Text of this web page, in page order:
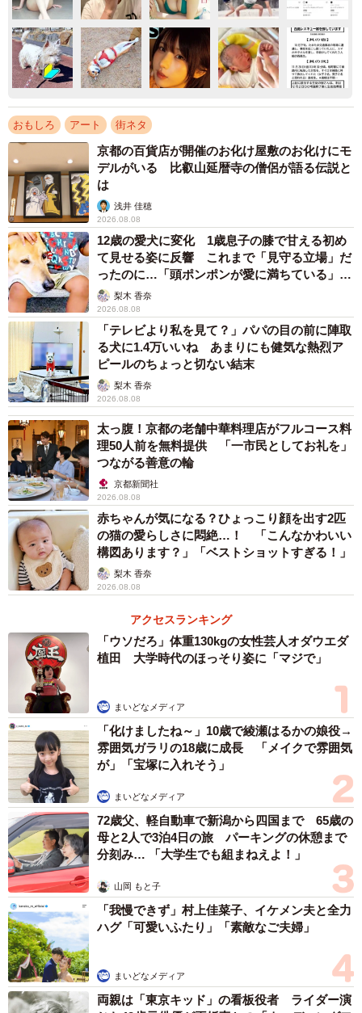
おもしろ アート 街ネタ
京都の百貨店が開催のお化け屋敷のお化けにモ
デルがいる 比叡山延暦寺の僧侶が語る伝説と
は
浅井 佳穂
2026.08.08
12歳の愛犬に変化 1歳息子の膝で甘える初め
て見せる姿に反響 これまで「見守る立場」だ
ったのに…「頭ポンポンが愛に満ちている」
「尊…」
梨木 香奈
2026.08.08
「テレビより私を見て？」パパの目の前に陣取
る犬に1.4万いいね あまりにも健気な熱烈ア
ピールのちょっと切ない結末
梨木 香奈
2026.08.08
太っ腹！京都の老舗中華料理店がフルコース料
理50人前を無料提供 「一市民としてお礼を」
つながる善意の輪
京都新聞社
2026.08.08
赤ちゃんが気になる？ひょっこり顔を出す2匹
の猫の愛らしさに悶絶…！ 「こんなかわいい
構図あります？」「ベストショットすぎる！」
梨木 香奈
2026.08.08
アクセスランキング
「ウソだろ」体重130kgの女性芸人オダウエダ
植田 大学時代のほっそり姿に「マジで」
まいどなメディア
「化けましたね～」10歳で綾瀬はるかの娘役→
雰囲気ガラリの18歳に成長 「メイクで雰囲気
が」「宝塚に入れそう」
まいどなメディア
72歳父、軽自動車で新潟から四国まで 65歳の
母と2人で3泊4日の旅 パーキングの休憩まで
分刻み… 「大学生でも組まねえよ！」
山岡 もと子
「我慢できず」村上佳菜子、イケメン夫と全力
ハグ「可愛いふたり」「素敵なご夫婦」
まいどなメディア
両親は「東京キッド」の看板役者 ライダー演